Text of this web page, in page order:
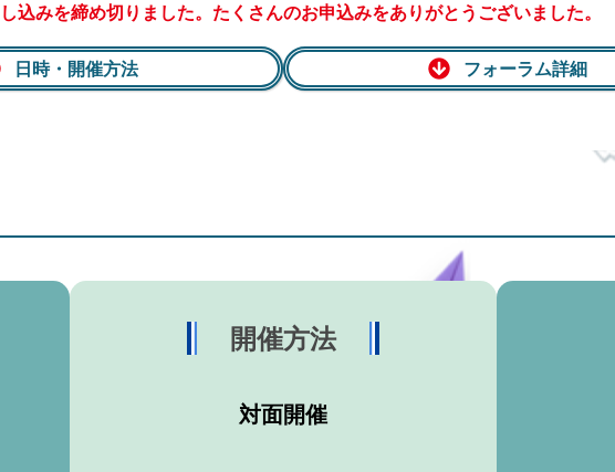
込みを締め切りました。たくさんのお申込みをありがとうございました。
日時・開催方法 フォーラム詳細
開催方法
対面開催